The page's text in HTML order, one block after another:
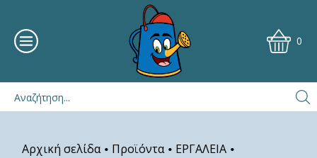
0
Αρχική σελίδα • Προϊόντα • ΕΡΓΑΛΕΙΑ •